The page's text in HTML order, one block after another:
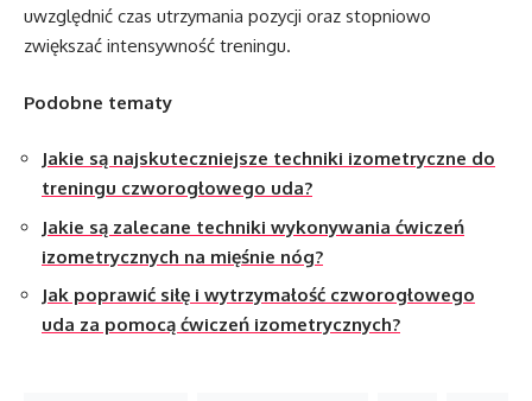
uwzględnić czas utrzymania pozycji oraz stopniowo
zwiększać intensywność treningu.
Podobne tematy
Jakie są najskuteczniejsze techniki izometryczne do
treningu czworogłowego uda?
Jakie są zalecane techniki wykonywania ćwiczeń
izometrycznych na mięśnie nóg?
Jak poprawić siłę i wytrzymałość czworogłowego
uda za pomocą ćwiczeń izometrycznych?